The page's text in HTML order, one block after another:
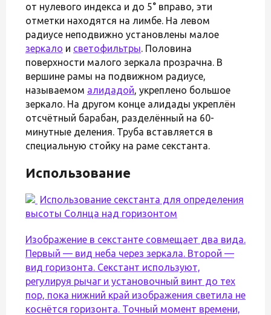
от нулевого индекса и до 5° вправо, эти
отметки находятся на лимбе. На левом
радиусе неподвижно установлены малое
зеркало и светофильтры. Половина
поверхности малого зеркала прозрачна. В
вершине рамы на подвижном радиусе,
называемом алидадой, укреплено большое
зеркало. На другом конце алидады укреплён
отсчётный барабан, разделённый на 60-
минутные деления. Труба вставляется в
специальную стойку на раме секстанта.
Использование
Использование секстанта для определения
высоты Солнца над горизонтом
Изображение в секстанте совмещает два вида.
Первый — вид неба через зеркала. Второй —
вид горизонта. Секстант используют,
регулируя рычаг и установочный винт до тех
пор, пока нижний край изображения светила не
коснётся горизонта. Точный момент времени,